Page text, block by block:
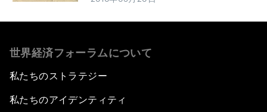
世界経済フォーラムについて
私たちのストラテジー
私たちのアイデンティティ